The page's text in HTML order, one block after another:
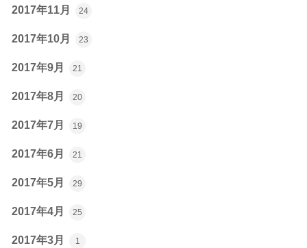
2017年11月 24
2017年10月 23
2017年9月 21
2017年8月 20
2017年7月 19
2017年6月 21
2017年5月 29
2017年4月 25
2017年3月 1